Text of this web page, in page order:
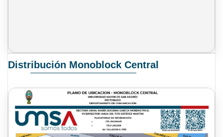
Distribución Monoblock Central